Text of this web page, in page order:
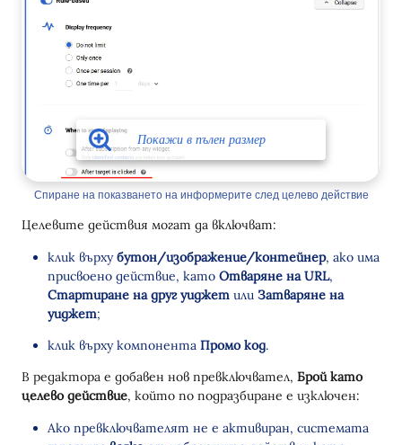
Спиране на показването на информерите след целево действие
Целевите действия могат да включват:
клик върхубутон/изображение/контейнер, ако има
присвоено действие, като Отваряне на URL,
Стартиране на друг уиджет или Затваряне на
уиджет;
клик върху компонента Промо код.
В редактора е добавен нов превключвател, Брой като
целево действие, който по подразбиране е изключен:
Ако превключвателят не е активиран, системата